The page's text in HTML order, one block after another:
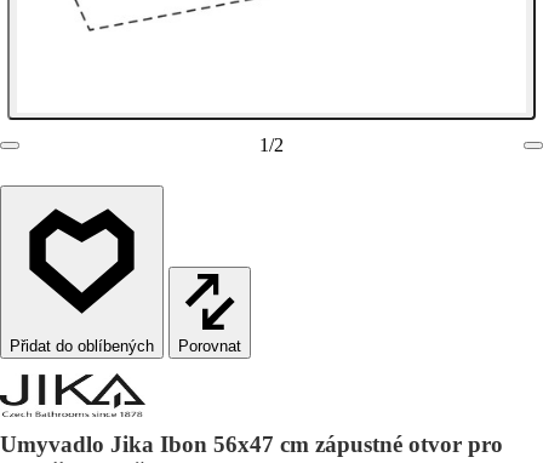
1/2
Porovnat
Umyvadlo Jika Ibon 56x47 cm zápustné otvor pro